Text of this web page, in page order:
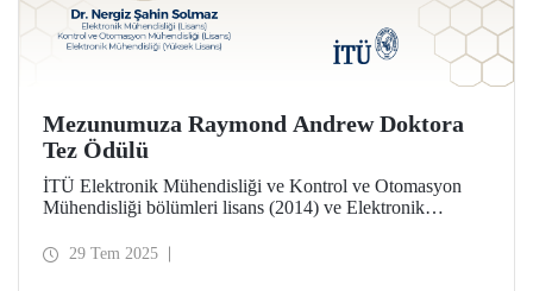
Mezunumuza Raymond Andrew Doktora
Tez Ödülü
İTÜ Elektronik Mühendisliği ve Kontrol ve Otomasyon
Mühendisliği bölümleri lisans (2014) ve Elektronik
Nergiz Şahin Solmaz, Raymond Andrew Doktora Tezi
29 Tem 2025